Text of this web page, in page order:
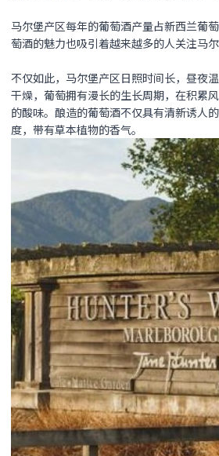
马尔堡产区每年的葡萄酒产量占新西兰葡
萄酒的魅力也吸引着越来越多的人关注马尔
不仅如此，马尔堡产区日照时间长，昼夜
干燥，葡萄拥有漫长的生长周期，在积累
的酸味。酿造的葡萄酒不仅具有清新诱人
度，带有草本植物的香气。